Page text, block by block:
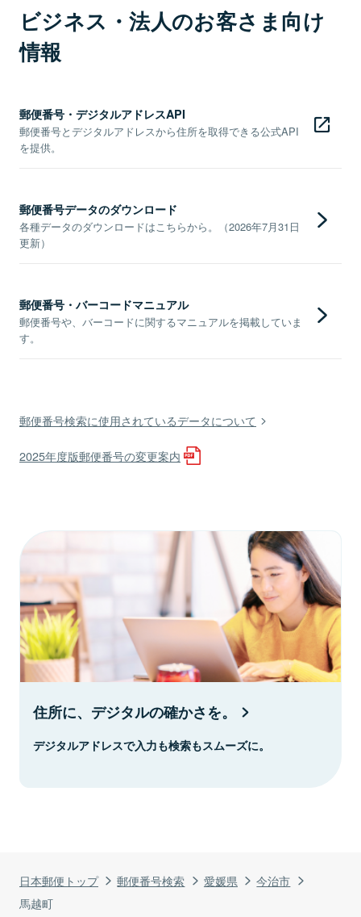
日本郵便トップ 郵便番号検索 愛媛県
今治市
馬越町
ビジネス・法人のお客さま向け
情報
郵便番号・デジタルアドレスAPI
郵便番号とデジタルアドレスから住所を取得できる公式API
を提供。
郵便番号データのダウンロード
各種データのダウンロードはこちらから。（2026年7月31日
更新）
郵便番号・バーコードマニュアル
郵便番号や、バーコードに関するマニュアルを掲載していま
す。
郵便番号検索に使用されているデータについて
2025年度版郵便番号の変更案内
住所に、デジタルの確かさを。
デジタルアドレスで入力も検索もスムーズに。